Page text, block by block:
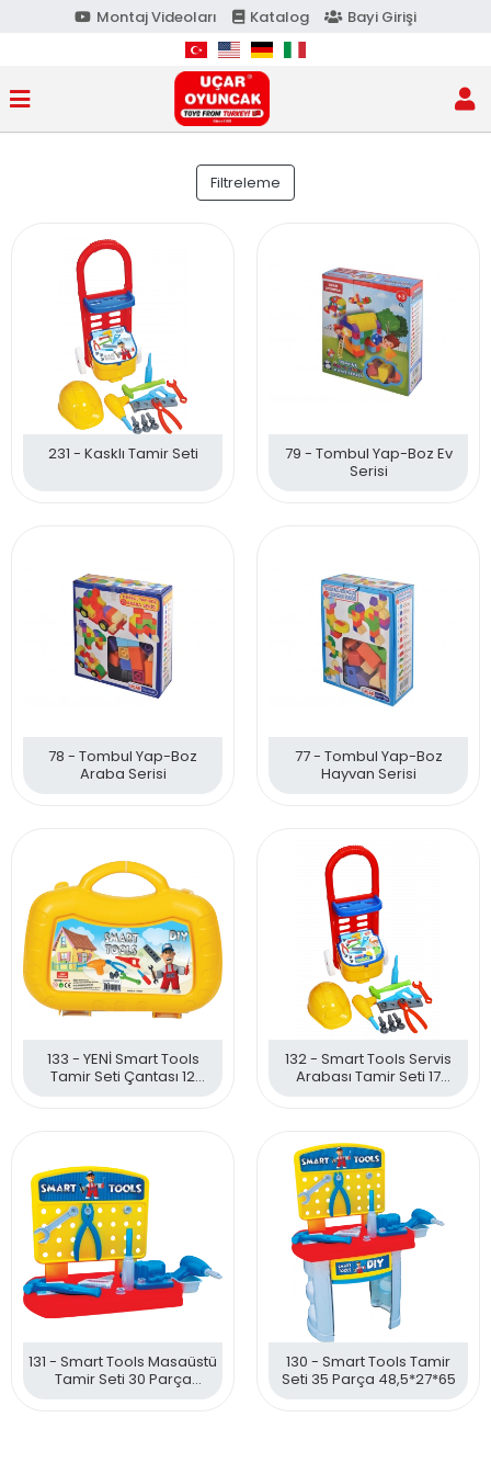
Montaj Videoları Katalog Bayi Girişi
Filtreleme
231 - Kasklı Tamir Seti
79 - Tombul Yap-Boz Ev
Serisi
78 - Tombul Yap-Boz
Araba Serisi
77 - Tombul Yap-Boz
Hayvan Serisi
133 - YENİ Smart Tools
Tamir Seti Çantası 12
132 - Smart Tools Servis
Arabası Tamir Seti 17
131 - Smart Tools Masaüstü
Tamir Seti 30 Parça
130 - Smart Tools Tamir
Seti 35 Parça 48,5*27*65